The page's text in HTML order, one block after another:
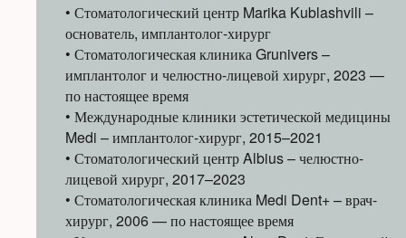
• Стоматологический центр Marika Kublashvili –
основатель, имплантолог-хирург
• Стоматологическая клиника Grunivers –
имплантолог и челюстно-лицевой хирург, 2023 —
по настоящее время
• Международные клиники эстетической медицины
Medi – имплантолог-хирург, 2015–2021
• Стоматологический центр Albius – челюстно-
лицевой хирург, 2017–2023
• Стоматологическая клиника Medi Dent+ – врач-
хирург, 2006 — по настоящее время